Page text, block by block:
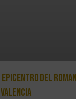
epicentro del